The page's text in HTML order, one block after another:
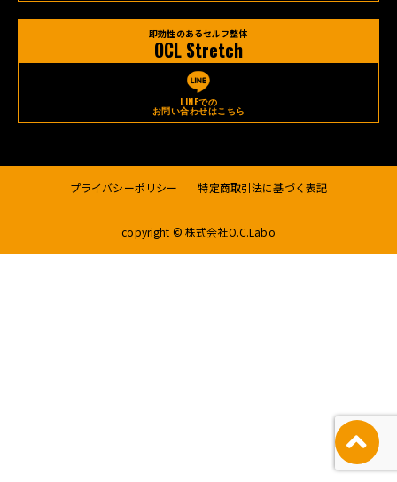
即効性のあるセルフ整体
OCL Stretch
LINEでの
お問い合わせはこちら
プライバシーポリシー 特定商取引法に基づく表記
copyright © 株式会社O.C.Labo